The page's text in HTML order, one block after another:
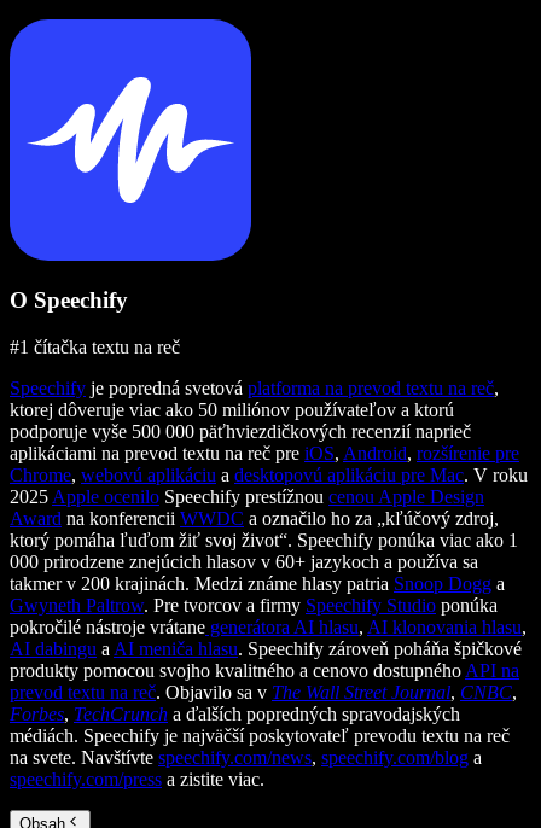
O Speechify
#1 čítačka textu na reč
Speechify je popredná svetová platforma na prevod textu na reč,
ktorej dôveruje viac ako 50 miliónov používateľov a ktorú
podporuje vyše 500 000 päťhviezdičkových recenzií naprieč
aplikáciami na prevod textu na reč pre iOS, Android, rozšírenie pre
Chrome, webovú aplikáciu a desktopovú aplikáciu pre Mac. V roku
2025 Apple ocenilo Speechify prestížnou cenou Apple Design
Award na konferencii WWDC a označilo ho za „kľúčový zdroj,
ktorý pomáha ľuďom žiť svoj život“. Speechify ponúka viac ako 1
000 prirodzene znejúcich hlasov v 60+ jazykoch a používa sa
takmer v 200 krajinách. Medzi známe hlasy patria Snoop Dogg a
Gwyneth Paltrow. Pre tvorcov a firmy Speechify Studio ponúka
pokročilé nástroje vrátane generátora AI hlasu, AI klonovania hlasu,
AI dabingu a AI meniča hlasu. Speechify zároveň poháňa špičkové
produkty pomocou svojho kvalitného a cenovo dostupného API na
prevod textu na reč. Objavilo sa v The Wall Street Journal, CNBC,
Forbes, TechCrunch a ďalších popredných spravodajských
médiách. Speechify je najväčší poskytovateľ prevodu textu na reč
na svete. Navštívte speechify.com/news, speechify.com/blog a
speechify.com/press a zistite viac.
Obsah